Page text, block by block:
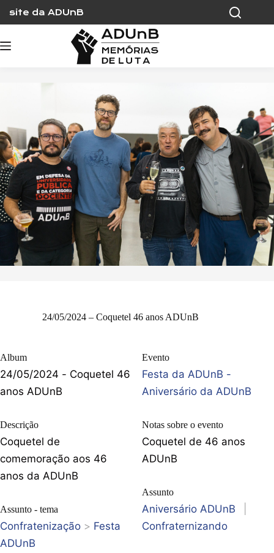
content
site da ADUnB
24/05/2024 – Coquetel 46 anos ADUnB
Album
24/05/2024 - Coquetel 46
anos ADUnB
Descrição
Coquetel de
comemoração aos 46
anos da ADUnB
Assunto - tema
Confratenização > Festa
ADUnB
Evento
Festa da ADUnB -
Aniversário da ADUnB
Notas sobre o evento
Coquetel de 46 anos
ADUnB
Assunto
Aniversário ADUnB
Confraternizando